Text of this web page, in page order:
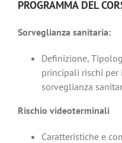
PROGRAMMA DEL
Sorveglianza sanitaria:
Definizione,
principali rischi
sorveglianza
Rischio videoterminali
Caratteristiche e